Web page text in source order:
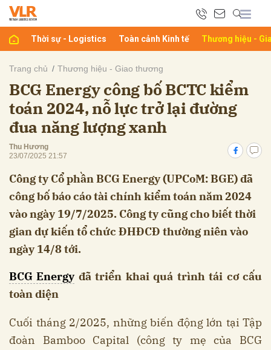
Thời sự - Logistics Toàn cảnh Kinh tế Thương hiệu -
Trang chủ Thương hiệu - Giao thương
BCG Energy công bố BCTC kiểm
toán 2024, nỗ lực trở lại đường
đua năng lượng xanh
Thu Hương
23/07/2025 21:57
Công ty Cổ phần BCG Energy (UPCoM: BGE) đã
công bố báo cáo tài chính kiểm toán năm 2024
vào ngày 19/7/2025. Công ty cũng cho biết thời
gian dự kiến tổ chức ĐHĐCĐ thường niên vào
ngày 14/8 tới.
BCG Energyđã triển khai quá trình tái cơ cấu
toàn diện
Cuối tháng 2/2025, những biến động lớn tại Tập
đoàn Bamboo Capital (công ty mẹ của BCG
luận
Hủy